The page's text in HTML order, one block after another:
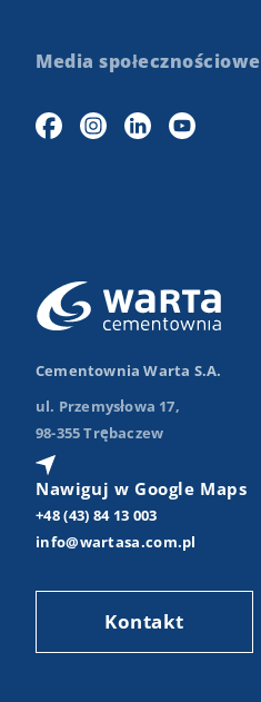
Media społecznościowe
Cementownia Warta S.A.
ul. Przemysłowa 17,
98-355 Trębaczew
Nawiguj w Google Maps
+48 (43) 84 13 003
info@wartasa.com.pl
Kontakt